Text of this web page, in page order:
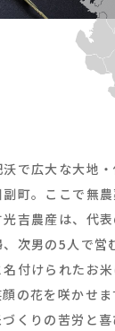
で広大な大地
町。ここで無
吉農産は、代
次男の5人で営
名付けられたお
の花を咲かせ
くりの苦労と